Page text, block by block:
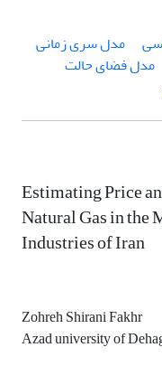
مدل سری زمانی
مدل فضای حالت
Estimating Price
Natural Gas in the
Industries of Iran
Zohreh Shirani Fakhr
Azad university of